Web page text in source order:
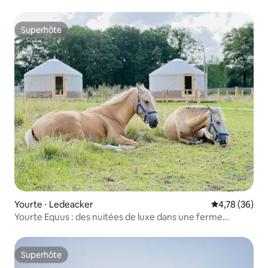
Superhôte
Superhôte
Yourte ⋅ Ledeacker Évaluation
4,78 (36)
Yourte Equus : des nuitées de luxe dans une ferme
Superhôte
Superhôte